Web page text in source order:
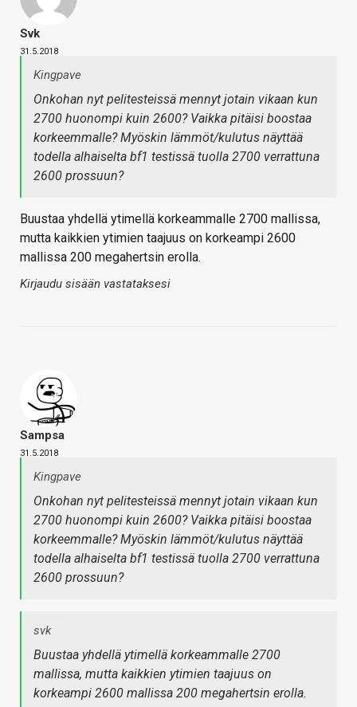
Svk
31.5.2018
Kingpave
Onkohan nyt pelitesteissä mennyt jotain vikaan kun
2700 huonompi kuin 2600? Vaikka pitäisi boostaa
korkeemmalle? Myöskin lämmöt/kulutus näyttää
todella alhaiselta bf1 testissä tuolla 2700 verrattuna
2600 prossuun?
Buustaa yhdellä ytimellä korkeammalle 2700 mallissa,
mutta kaikkien ytimien taajuus on korkeampi 2600
mallissa 200 megahertsin erolla.
Kirjaudu sisään vastataksesi
Sampsa
31.5.2018
Kingpave
Onkohan nyt pelitesteissä mennyt jotain vikaan kun
2700 huonompi kuin 2600? Vaikka pitäisi boostaa
korkeemmalle? Myöskin lämmöt/kulutus näyttää
todella alhaiselta bf1 testissä tuolla 2700 verrattuna
2600 prossuun?
svk
Buustaa yhdellä ytimellä korkeammalle 2700
mallissa, mutta kaikkien ytimien taajuus on
korkeampi 2600 mallissa 200 megahertsin erolla.